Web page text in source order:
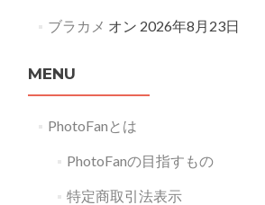
ブラカメ オン 2026年8月23日
MENU
PhotoFanとは
PhotoFanの目指すもの
特定商取引法表示